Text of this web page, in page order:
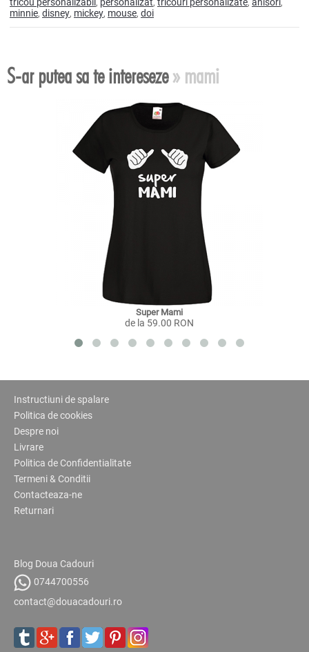
, , , ,
minnie, disney, mickey, mouse, doi
S-ar putea sa te intereseze» mami
Super Mami
de la 59.00 RON
Instructiuni de spalare
Politica de cookies
Despre noi
Livrare
Politica de Confidentialitate
Termeni & Conditii
Contacteaza-ne
Returnari
Blog Doua Cadouri
0744700556
contact@douacadouri.ro